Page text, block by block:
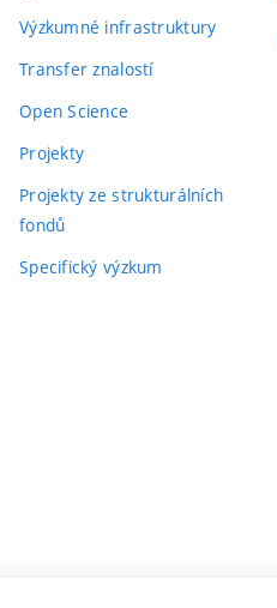
Výzkumné infrastruktury
Transfer znalostí
Open Science
Projekty
Projekty ze strukturálních
fondů
Specifický výzkum